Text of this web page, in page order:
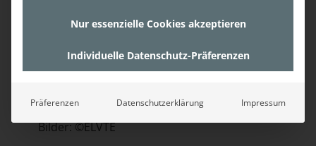
hier befinden sich zwei WCs in einem Raum.
Bilder: ©ELVTE
Nur essenzielle Cookies akzeptieren
Individuelle Datenschutz-Präferenzen
Präferenzen Datenschutzerklärung Impressum